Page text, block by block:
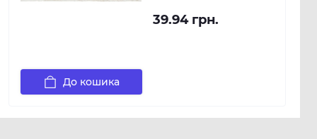
39.94 грн.
До кошика